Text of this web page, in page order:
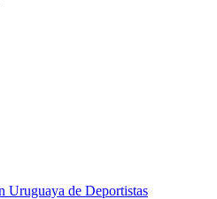
Uruguaya de Deportistas